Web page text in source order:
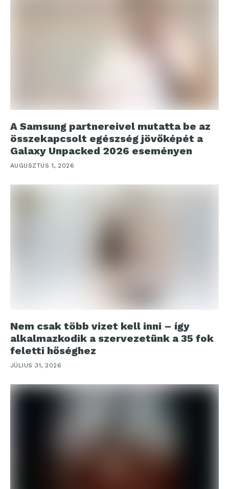
A Samsung partnereivel mutatta be az
összekapcsolt egészség jövőképét a
Galaxy Unpacked 2026 eseményen
AUGUSZTUS 1, 2026
Nem csak több vizet kell inni – így
alkalmazkodik a szervezetünk a 35 fok
feletti hőséghez
JÚLIUS 31, 2026